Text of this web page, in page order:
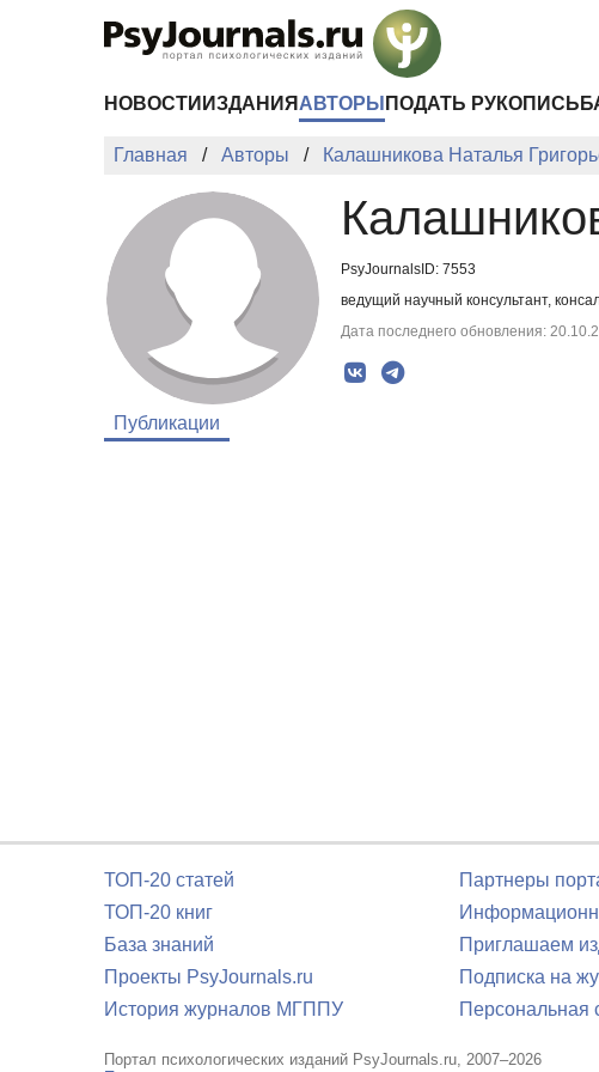
НОВОСТИ ИЗДАНИЯ АВТОРЫ ПОДАТЬ РУКОПИСЬ
Главная Авторы Калашникова Наталья
PsyJournalsID: 7553
ведущий научный консультант,
Дата последнего обновления:
Публикации
ТОП-20 статей
ТОП-20 книг
База знаний
Проекты PsyJournals.ru
История журналов МГППУ
Партнеры
Приглашаем
Подписка на
Персональная
Портал психологических изданий PsyJournals.ru, 2007–2026